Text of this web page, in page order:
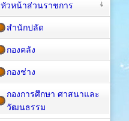
หัวหน้าส่วนราชการ
สำนักปลัด
กองคลัง
กองช่าง
กองการศึกษา ศาสนาและ
วัฒนธรรม